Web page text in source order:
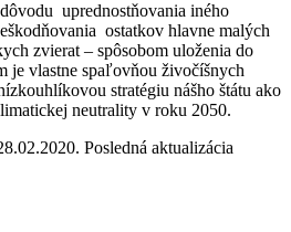
uprednostňovania iného
ostatkov hlavne malých
zvierat – spôsobom uloženia do
je vlastne spaľovňou živočíšnych
stratégiu nášho štátu ako
neutrality v roku 2050.
Posledná aktualizácia